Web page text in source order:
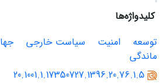
کلیدواژه‌ها
توسعه
امنیت سیاست خارجی
ماندگی
20.1001.1.17350727.1396.20.76.1.5